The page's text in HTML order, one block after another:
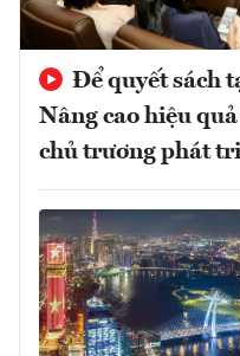
Để quyết sách
Nâng cao hiệu
chủ trương phát